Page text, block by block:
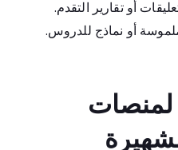
أو تقارير التقدم.
أو نماذج للدروس.
لمنصات